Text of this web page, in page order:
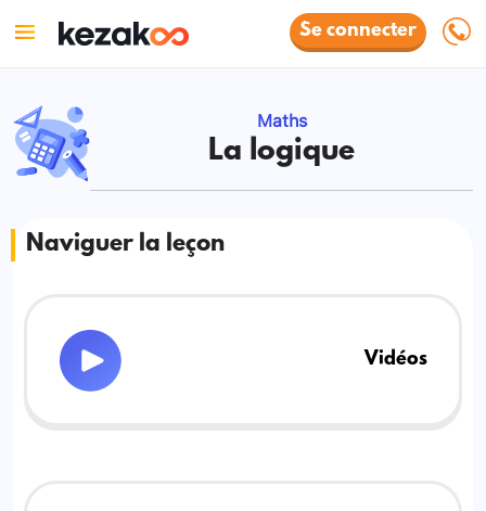
Se connecter
Maths
La logique
Naviguer la leçon
Vidéos